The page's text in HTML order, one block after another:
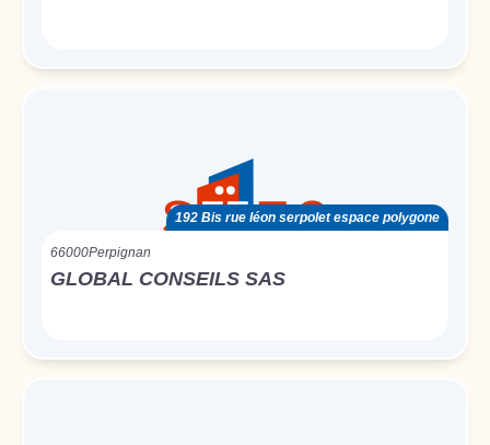
192 Bis rue léon serpolet espace polygone
66000Perpignan
GLOBAL CONSEILS SAS